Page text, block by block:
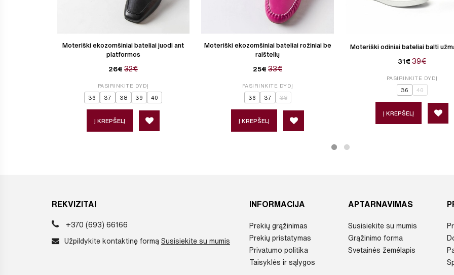
Moteriški ekozomšiniai bateliai juodi ant
platformos
26€ 32€
PASIRINKITE DYDĮ
36 37 38 39 40
Į KREPŠELĮ
Moteriški ekozomšiniai bateliai rožiniai be
raištelių
25€ 33€
PASIRINKITE DYDĮ
36 37 38
Į KREPŠELĮ
Moteriški odiniai bateliai balti
31€ 39€
PASIRINKITE DYDĮ
36 40
Į KREPŠELĮ
REKVIZITAI
+370 (693) 66166
Užpildykite kontaktinę formą Susisiekite su mumis
INFORMACIJA
Prekių grąžinimas
Prekių pristatymas
Privatumo politika
Taisyklės ir sąlygos
APTARNAVIMAS
Susisiekite su mumis
Grąžinimo forma
Svetainės žemėlapis